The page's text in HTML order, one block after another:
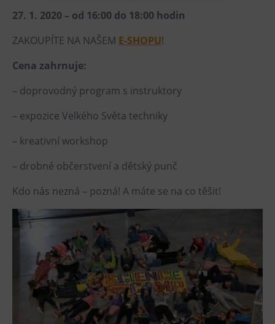
Heligonka
HopJump
Národní zemědělské muzeum
Fajna Dilna
FUTUREUM
Prohlídky
Dolní Vítkovice
Hornické muzeum
Občerstvení
Bolt Café
Kavárna Velký Svět techniky
L’Osteria
PECKA DOV
Restaurace VP ART
27. 1. 2020 – od 16:00 do 18:00 hodin
ZAKOUPÍTE NA NAŠEM E-SHOPU!
Cena zahrnuje:
– doprovodný program s instruktory
– expozice Velkého Světa techniky
– kreativní workshop
– drobné občerstvení a dětský punč
Kdo nás nezná – pozná! A máte se na co těšit!